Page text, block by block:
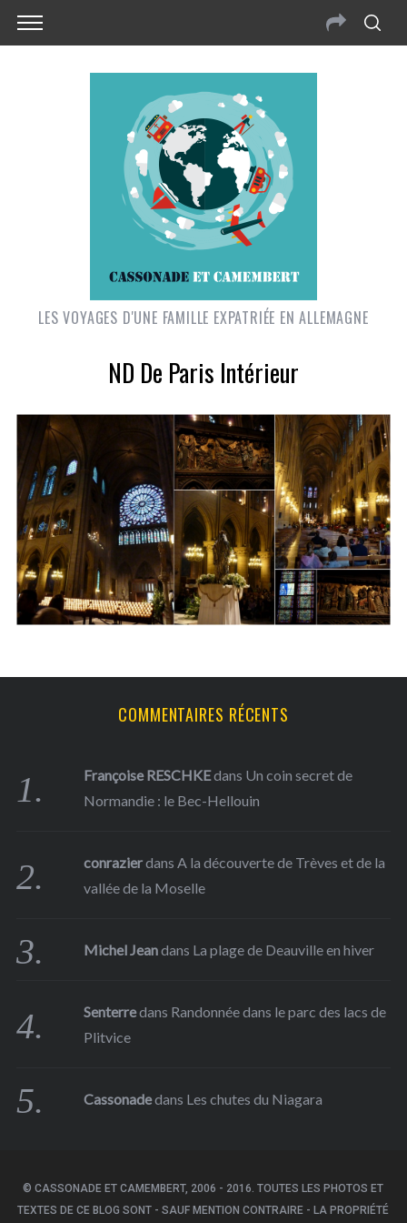
LES VOYAGES D'UNE FAMILLE EXPATRIÉE EN ALLEMAGNE
ND De Paris Intérieur
COMMENTAIRES RÉCENTS
Françoise RESCHKEdans Un coin secret de
Normandie : le Bec-Hellouin
conrazierdansA la découverte de Trèves et de la
vallée de la Moselle
Michel Jeandans La plage de Deauville en hiver
Senterredans Randonnée dans le parc des lacs de
Plitvice
Cassonadedans Les chutes du Niagara
© CASSONADE ET CAMEMBERT, 2006 - 2016. TOUTES LES PHOTOS ET
TEXTES DE CE BLOG SONT - SAUF MENTION CONTRAIRE - LA PROPRIÉTÉ
S
e
a
h